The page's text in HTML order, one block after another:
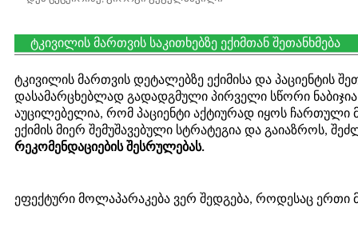
ტკივილის მართვის საკითხებზე ექიმთან შეთანხმება
ტკივილის მართვის დეტალებზე ექიმისა და პაციენტის
დასამარცხებლად გადადგმული პირველი სწორი
აუცილებელია, რომ პაციენტი აქტიურად იყოს ჩართული
ექიმის მიერ შემუშავებული სტრატეგია და გაიაზროს,
რეკომენდაციების შესრულებას.
ეფექტური მოლაპარაკება ვერ შედგება, როდესაც ერთი